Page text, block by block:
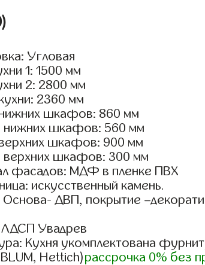
Угловая
1: 1500 мм
2: 2800 мм
2360 мм
шкафов: 860 мм
нижних шкафов: 560 мм
шкафов: 900 мм
верхних шкафов: 300 мм
фасадов: МДФ в пленке ПВХ
искусственный камень.
ДВП, покрытие
ЛДСП Увадрев
Кухня укомплектована
Hettich)рассрочка 0% без